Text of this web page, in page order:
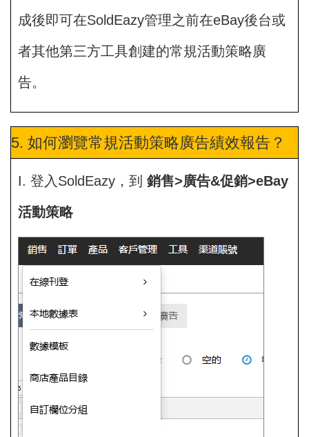
成後即可在SoldEazy管理之前在eBay後台或
者其他第三方工具創建的常規活動策略廣
告。
5. 如何瀏覽常規活動策略廣告績效報告？
I. 登入SoldEazy，到 銷售>廣告&促銷>eBay
活動策略